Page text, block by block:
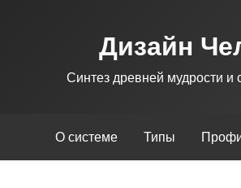
Дизайн
Синтез древней мудрости и
О системе Типы